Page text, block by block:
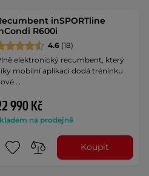
inSPORTline
R600i
4.6 (18)
elektronický recumbent, který
mobilní aplikaci dodá tréninku
…
990 Kč
na prodejně
Koupit